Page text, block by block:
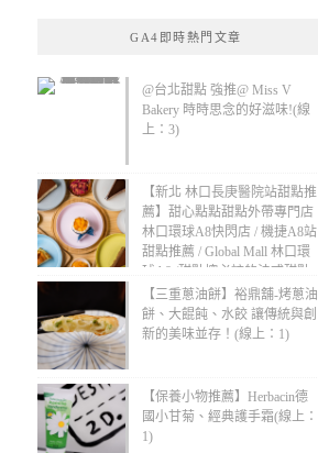
GA4即時熱門文章
@台北甜點 強推@ Miss V
Bakery 時時思念的好滋味!(線
上：3)
【新北 林口長庚醫院站甜點推
薦】甜心點點甜點外帶專門店
林口環球A8快閃店 / 機捷A8站
甜點推薦 / Global Mall 林口環
球A8 /甜點控必訪的法式甜點
新品牌 / 下午茶推薦(線上：2)
【三重蔥油餅】裕鼎舖-烤蔥油
餅、大餛飩、水餃 讓傳統與創
新的美味並存！(線上：1)
【保養小物推薦】Herbacin德
國小甘菊、經典護手霜(線上：
1)